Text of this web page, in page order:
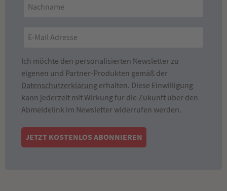
Ich möchte den personalisierten Newsletter zu
eigenen und Partner-Produkten gemäß der
Datenschutzerklärung erhalten. Diese Einwilligung
kann jederzeit mit Wirkung für die Zukunft über den
Abmeldelink im Newsletter widerrufen werden.
JETZT KOSTENLOS ABONNIEREN